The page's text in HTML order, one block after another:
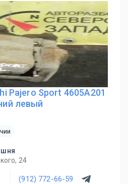
Pajero Sport 4605A201
левый
24
(912) 772-66-59